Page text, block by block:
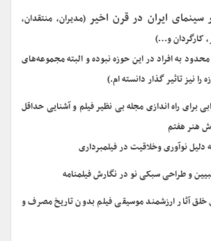
سینمای ایران در قرن اخیر (مدیران، منتقدان،
کارگردان و…)
به افراد در این حوزه نبوده و البته مجموعه‌های
نیز تاثیر گذار دانسته ام.)
برای راه اندازی مجله بی نظیر فیلم و آشنایی حداقل
هنر هفتم
خلق آثار ارزشمند موسیقی فیلم بدون تاریخ مصرف و